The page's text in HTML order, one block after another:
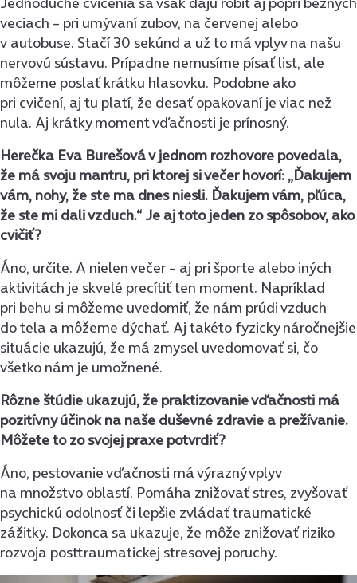
veciach – pri umývaní zubov, na červenej alebo
v autobuse. Stačí 30 sekúnd a už to má vplyv na našu
nervovú sústavu. Prípadne nemusíme písať list, ale
môžeme poslať krátku hlasovku. Podobne ako
pri cvičení, aj tu platí, že desať opakovaní je viac než
nula. Aj krátky moment vďačnosti je prínosný.
Herečka Eva Burešová v jednom rozhovore povedala,
že má svoju mantru, pri ktorej si večer hovorí: „Ďakujem
vám, nohy, že ste ma dnes niesli. Ďakujem vám, pľúca,
že ste mi dali vzduch.“ Je aj toto jeden zo spôsobov, ako
cvičiť?
Áno, určite. A nielen večer – aj pri športe alebo iných
aktivitách je skvelé precítiť ten moment. Napríklad
pri behu si môžeme uvedomiť, že nám prúdi vzduch
do tela a môžeme dýchať. Aj takéto fyzicky náročnejšie
situácie ukazujú, že má zmysel uvedomovať si, čo
všetko nám je umožnené.
Rôzne štúdie ukazujú, že praktizovanie vďačnosti má
pozitívny účinok na naše duševné zdravie a prežívanie.
Môžete to zo svojej praxe potvrdiť?
Áno, pestovanie vďačnosti má výrazný vplyv
na množstvo oblastí. Pomáha znižovať stres, zvyšovať
psychickú odolnosť či lepšie zvládať traumatické
zážitky. Dokonca sa ukazuje, že môže znižovať riziko
rozvoja posttraumatickej stresovej poruchy.